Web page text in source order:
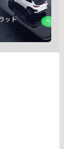
ット